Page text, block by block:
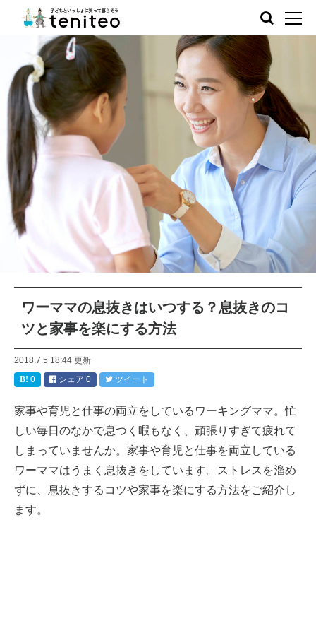
ワーママの息抜きはいつする？息抜きのコ
ツと家事を楽にする方法
2018.7.5 18:44 更新
0
シェア 0 ツイート
家事や育児と仕事の両立をしているワーキングママ。忙
しい毎日のなかで息つく暇もなく、頑張りすぎて疲れて
しまっていませんか。家事や育児と仕事を両立している
ワーママはうまく息抜きをしています。ストレスを溜め
ずに、息抜きするコツや家事を楽にする方法をご紹介し
ます。